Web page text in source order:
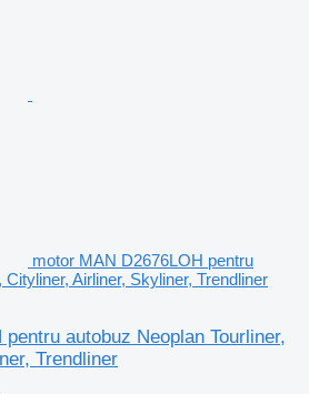
motor MAN D2676LOH pentru
Airliner, Skyliner, Trendliner
autobuz Neoplan Tourliner,
Trendliner